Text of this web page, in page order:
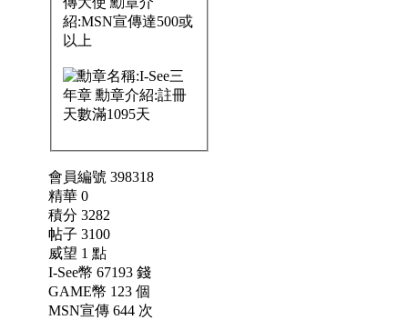
會員編號 398318
精華 0
積分 3282
帖子 3100
威望 1 點
I-See幣 67193 錢
GAME幣 123 個
MSN宣傳 644 次